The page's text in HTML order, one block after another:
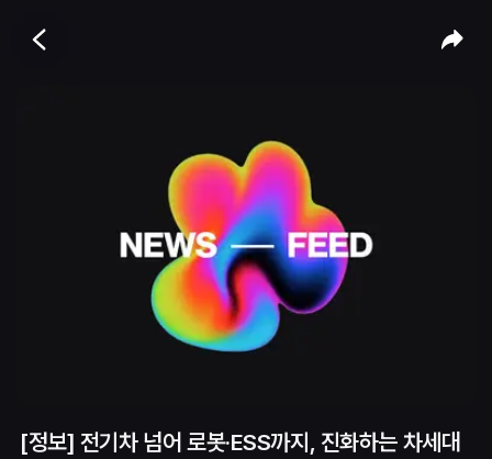
[정보] 전기차 넘어 로봇·ESS까지, 진화하는 차세대